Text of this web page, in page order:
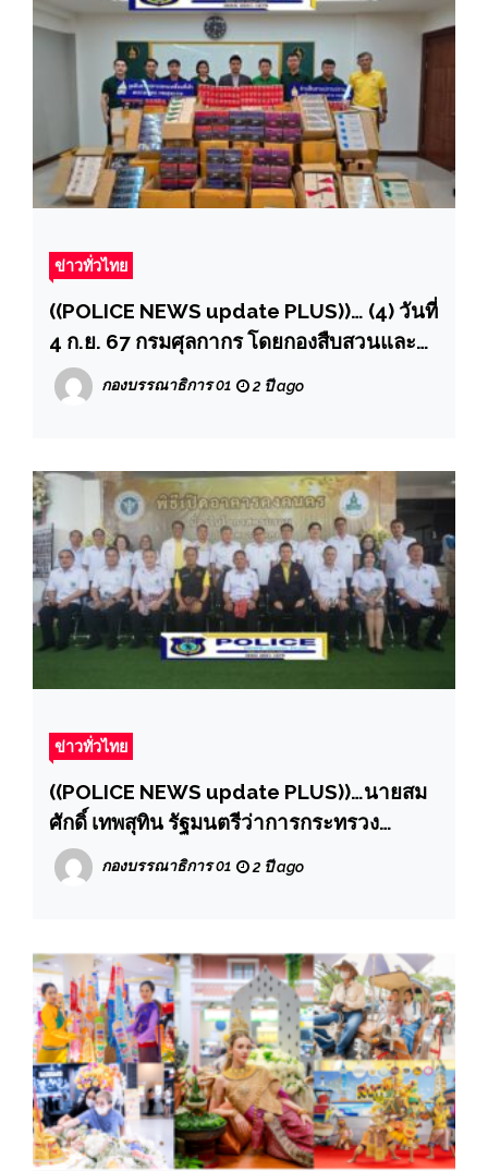
ข่าวทั่วไทย
((POLICE NEWS update PLUS))… (4) วันที่
4 ก.ย. 67 กรมศุลกากร โดยกองสืบสวนและ
ปราบปราม จับกุมบุหรี่ต่างประเทศและบุหรี่
ไฟฟ้าประเภทใช้แล้วทิ้ง ลักลอบนำเข้าทาง
กองบรรณาธิการ 01 2 ปี ago
ข่าวทั่วไทย
((POLICE NEWS update PLUS))…นายสม
ศักดิ์ เทพสุทิน รัฐมนตรีว่าการกระทรวง
สาธารณสุข ลงพื้นที่ตรวจราชการในพื้นที่
กลุ่มจังหวัดภาคตะวันออกเฉียงเหนือตอนล่าง
กองบรรณาธิการ 01 2 ปี ago